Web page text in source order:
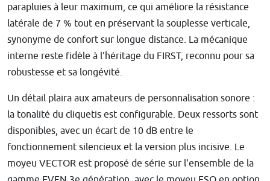
parapluies à leur maximum, ce qui améliore la résistance
latérale de 7 % tout en préservant la souplesse verticale,
synonyme de confort sur longue distance. La mécanique
interne reste fidèle à l'héritage du FIRST, reconnu pour sa
robustesse et sa longévité.
Un détail plaira aux amateurs de personnalisation sonore :
la tonalité du cliquetis est configurable. Deux ressorts sont
disponibles, avec un écart de 10 dB entre le
fonctionnement silencieux et la version plus incisive. Le
moyeu VECTOR est proposé de série sur l'ensemble de la